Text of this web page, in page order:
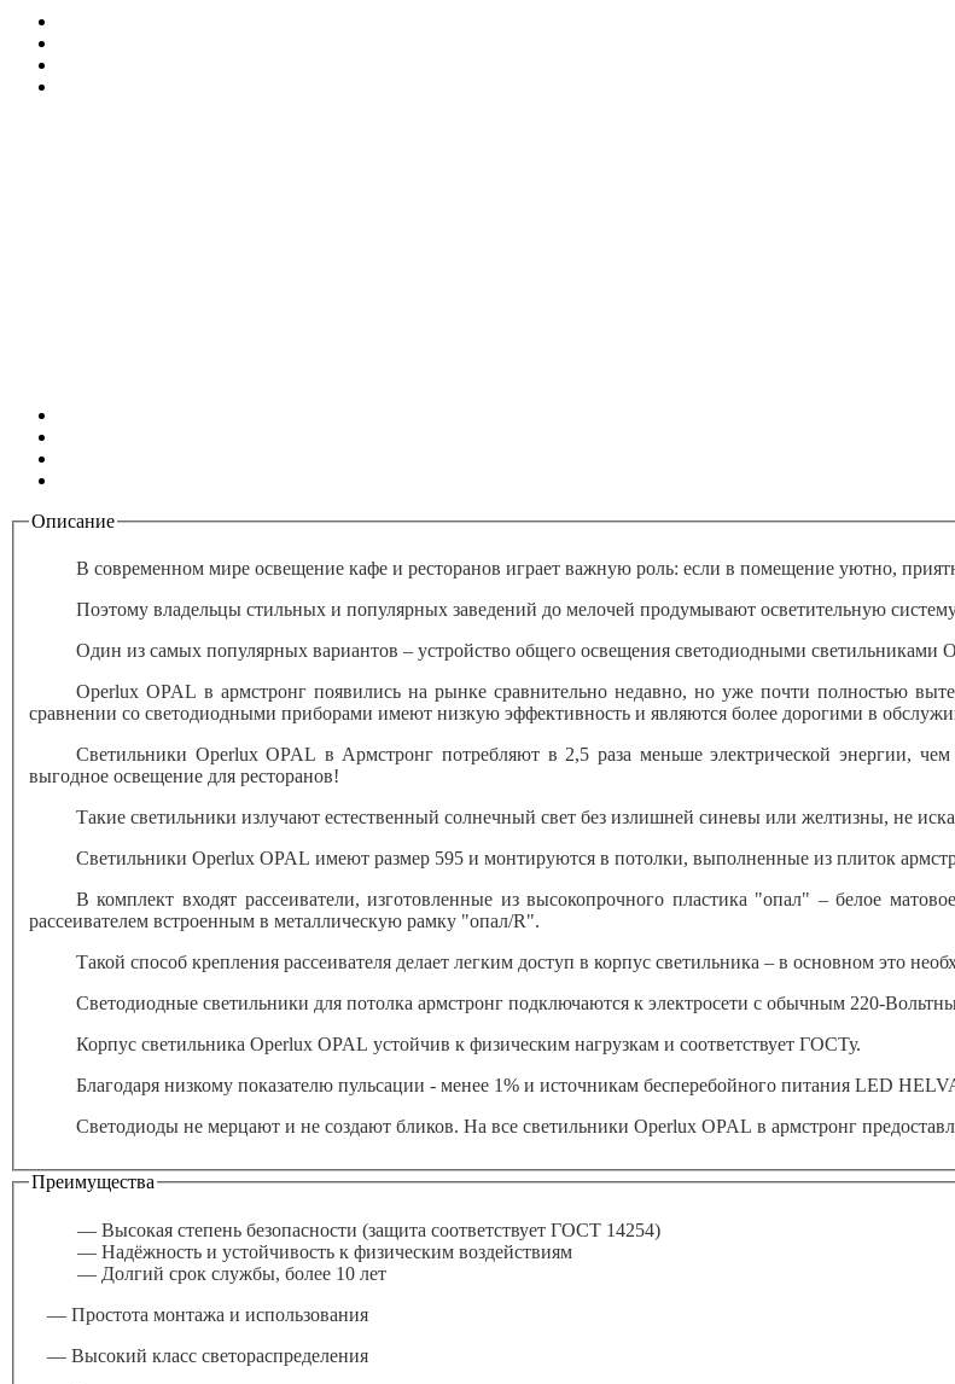
Описание
В современном мире освещение кафе и ресторанов играет важную роль: если в помещение уютно,
Поэтому владельцы стильных и популярных заведений до мелочей продумывают осветительную
Один из самых популярных вариантов – устройство общего освещения светодиодными светильниками
Operlux OPAL в армстронг появились на рынке сравнительно недавно, но уже почти полностью
сравнении со светодиодными приборами имеют низкую эффективность и являются более дорогими в
Светильники Operlux OPAL в Армстронг потребляют в 2,5 раза меньше электрической энергии,
выгодное освещение для ресторанов!
Такие светильники излучают естественный солнечный свет без излишней синевы или желтизны, не
Светильники Operlux OPAL имеют размер 595 и монтируются в потолки, выполненные из плиток
В комплект входят рассеиватели, изготовленные из высокопрочного пластика "опал" – белое
рассеивателем встроенным в металлическую рамку "опал/R".
Такой способ крепления рассеивателя делает легким доступ в корпус светильника – в основном это
Светодиодные светильники для потолка армстронг подключаются к электросети с обычным 220-
Корпус светильника Operlux OPAL устойчив к физическим нагрузкам и соответствует ГОСТу.
Благодаря низкому показателю пульсации - менее 1% и источникам бесперебойного питания LED
Светодиоды не мерцают и не создают бликов. На все светильники Operlux OPAL в армстронг
Преимущества
— Высокая степень безопасности (защита соответствует ГОСТ 14254)
— Надёжность и устойчивость к физическим воздействиям
— Долгий срок службы, более 10 лет
— Простота монтажа и использования
— Высокий класс светораспределения